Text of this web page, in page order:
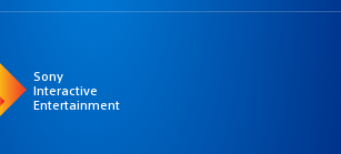
Sony
Interactive
Entertainment